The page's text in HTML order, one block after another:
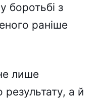
боротьбі з
раніше
лише
результату, а й